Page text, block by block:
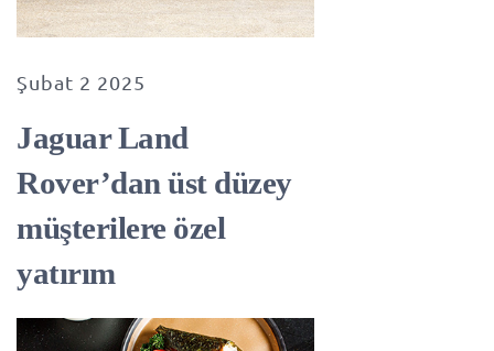
Şubat 2 2025
Jaguar Land
Rover’dan üst düzey
müşterilere özel
yatırım